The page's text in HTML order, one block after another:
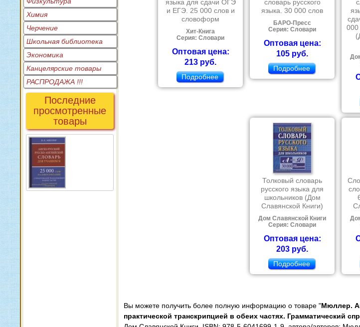
Химия
Черчение
Школьная библиотека
Экономика
Канцелярские товары
РАСПРОДАЖА !!!
Последние
просмотренные
товары
языка для сдачи ОГЭ
и ЕГЭ. 25 000 слов и
словоформ
Хит-Книга
Серия: Словари
Оптовая цена:
213 руб.
Подробнее
словарь русского
языка. 30 000 слов
БАРО-Пресс
Серия: Словари
Оптовая цена:
105 руб.
Подробнее
Толковый словарь
русского языка для
школьников (Дом
Славянской Книги)
Дом Славянской Книги
Серия: Словари
Оптовая цена:
203 руб.
Подробнее
Вы можете получить более полную информацию о товаре "Мюллер.
практической транскрипцией в обеих частях. Грамматический